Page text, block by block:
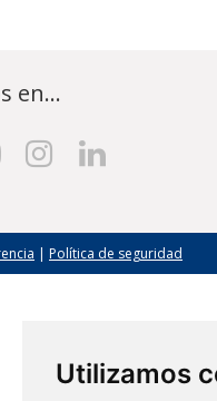
Utilizamos
en...
| Política de seguridad